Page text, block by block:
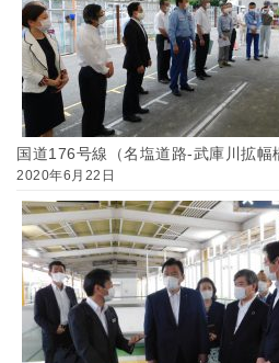
国道176号線（名塩道路-武庫川拡幅
2020年6月22日